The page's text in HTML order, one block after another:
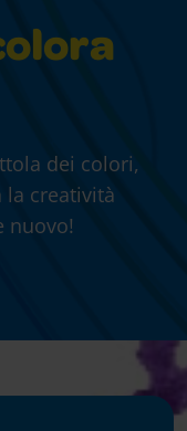
dei colori,
la creatività
nuovo!